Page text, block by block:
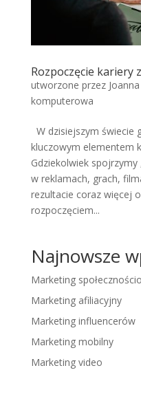
Rozpoczęcie kariery
utworzone przez Joanna
komputerowa
W dzisiejszym świecie
kluczowym elementem
Gdziekolwiek
w reklamach, grach,
rezultacie coraz więcej
rozpoczęciem...
Najnowsze
Marketing
Marketing afiliacyjny
Marketing influencerów
Marketing mobilny
Marketing video